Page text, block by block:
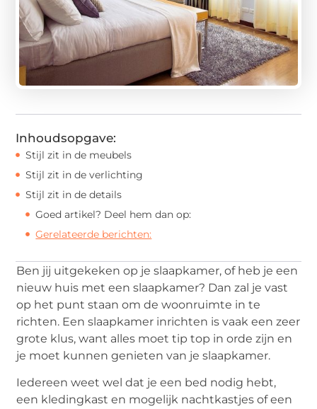
Inhoudsopgave:
Stijl zit in de meubels
Stijl zit in de verlichting
Stijl zit in de details
Goed artikel? Deel hem dan op:
Gerelateerde berichten:
Ben jij uitgekeken op je slaapkamer, of heb je een
nieuw huis met een slaapkamer? Dan zal je vast
op het punt staan om de woonruimte in te
richten. Een slaapkamer inrichten is vaak een zeer
grote klus, want alles moet tip top in orde zijn en
je moet kunnen genieten van je slaapkamer.
Iedereen weet wel dat je een bed nodig hebt,
een kledingkast en mogelijk nachtkastjes of een